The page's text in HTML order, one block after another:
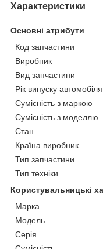
Характеристики
Основні атрибути
Код запчастини
Виробник
Вид запчастини
Рік випуску автомобіля
Сумісність з маркою
Сумісність з моделлю
Стан
Країна виробник
Тип запчастини
Тип техніки
Користувальницькі
Марка
Мoдель
Серія